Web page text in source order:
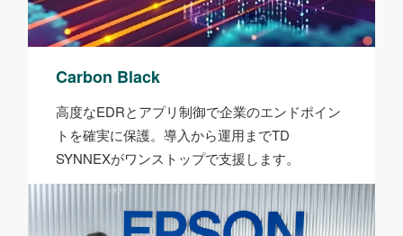
Carbon Black
高度なEDRとアプリ制御で企業のエンドポイン
トを確実に保護。導入から運用までTD
SYNNEXがワンストップで支援します。